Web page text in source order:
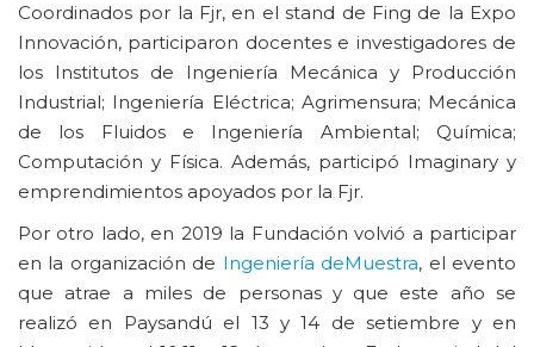
Coordinados por la Fjr, en el stand de Fing de la Expo
Innovación, participaron docentes e investigadores de
los Institutos de Ingeniería Mecánica y Producción
Industrial; Ingeniería Eléctrica; Agrimensura; Mecánica
de los Fluidos e Ingeniería Ambiental; Química;
Computación y Física. Además, participó Imaginary y
emprendimientos apoyados por la Fjr.
Por otro lado, en 2019 la Fundación volvió a participar
en la organización de Ingeniería deMuestra, el evento
que atrae a miles de personas y que este año se
realizó en Paysandú el 13 y 14 de setiembre y en